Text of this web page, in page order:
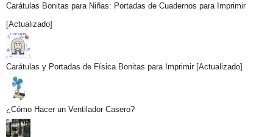
Carátulas Bonitas para Niñas: Portadas de Cuadernos para Imprimir
[Actualizado]
Carátulas y Portadas de Física Bonitas para Imprimir [Actualizado]
¿Cómo Hacer un Ventilador Casero?